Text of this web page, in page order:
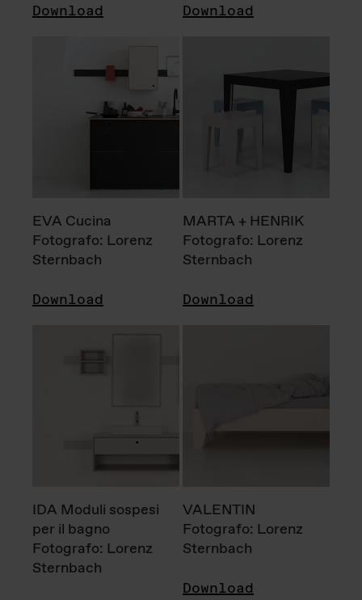
Download Download
EVA Cucina
Fotografo: Lorenz
Sternbach
Download
MARTA + HENRIK
Fotografo: Lorenz
Sternbach
Download
IDA Moduli sospesi
per il bagno
Fotografo: Lorenz
Sternbach
VALENTIN
Fotografo: Lorenz
Sternbach
Download